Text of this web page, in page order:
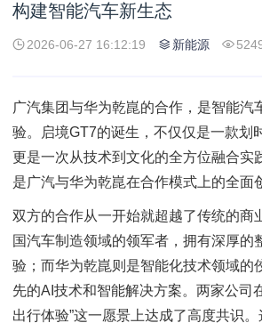
构建智能汽车新生态
2026-06-27 16:12:19 新能源
广汽集团与华为乾崑的合作，是智能汽
验。启境GT7的诞生，不仅仅是一款划
更是一次从技术到文化的全方位融合实
是广汽与华为乾崑在合作模式上的全面
双方的合作从一开始就超越了传统的商
国汽车制造领域的领军者，拥有深厚的
验；而华为乾崑则是智能化技术领域的
先的AI技术和智能解决方案。两家公司
出行体验”这一愿景上达成了高度共识。